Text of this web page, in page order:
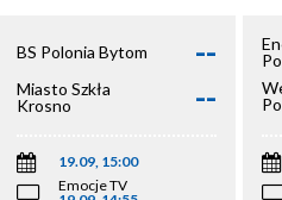
BS Polonia Bytom --
Miasto Szkła
Krosno
--
19.09, 15:00
Emocje TV